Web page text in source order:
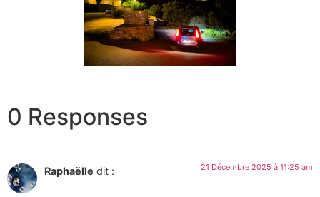
0 Responses
Raphaëlle dit : 21 Décembre 2025 à 11:25 am